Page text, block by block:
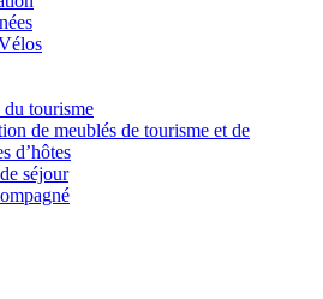
du tourisme
de meublés de tourisme et de
d’hôtes
séjour